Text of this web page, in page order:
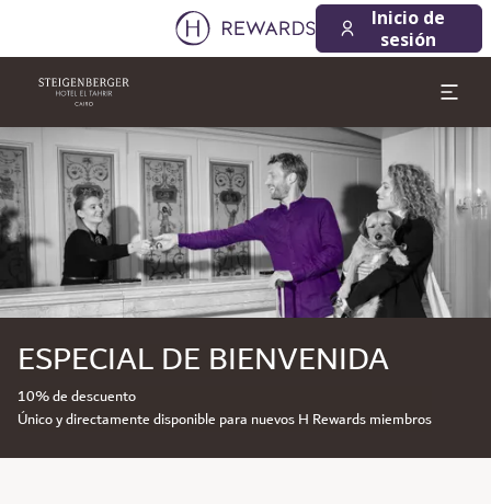
Inicio de
sesión
Diapositiva 1 de 1
ESPECIAL DE BIENVENIDA
10% de descuento
Único y directamente disponible para nuevos H Rewards miembros